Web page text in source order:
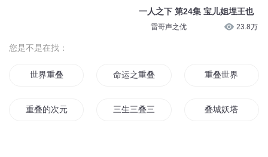
一人之下 第24集 宝儿姐埋王也
雷哥声之优 23.8万
您是不是在找：
世界重叠 命运之重叠 重叠世界
重叠的次元 三生三叠三世界 叠城妖塔